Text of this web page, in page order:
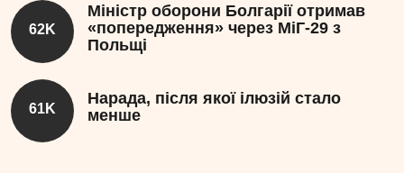
62K
Міністр оборони Болгарії отримав
«попередження» через МіГ-29 з
Польщі
61K
Нарада, після якої ілюзій стало
менше